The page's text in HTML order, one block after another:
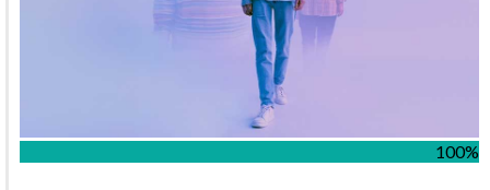
100%